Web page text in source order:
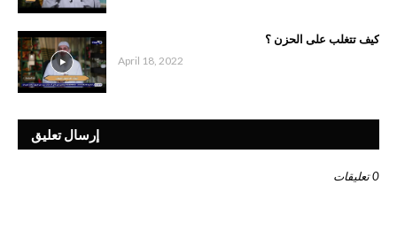
كيف تتغلب على الحزن ؟
April 18, 2022
إرسال تعليق
0 تعليقات